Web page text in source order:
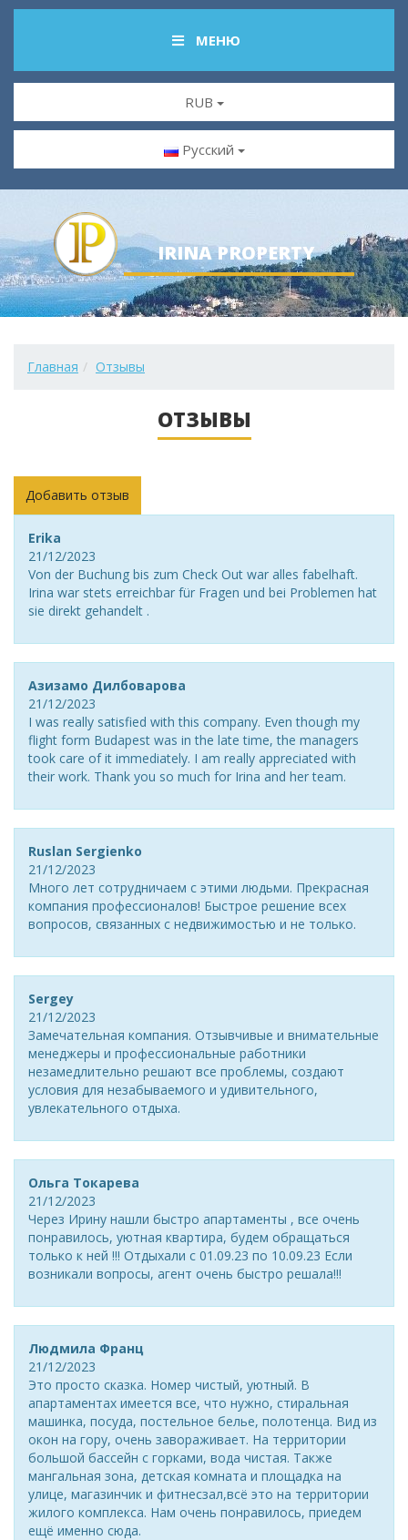
МЕНЮ
RUB
Русский
IRINA PROPERTY
Главная Отзывы
ОТЗЫВЫ
Добавить отзыв
Erika
21/12/2023
Von der Buchung bis zum Check Out war alles fabelhaft.
Irina war stets erreichbar für Fragen und bei Problemen hat
sie direkt gehandelt .
Азизамо Дилбоварова
21/12/2023
I was really satisfied with this company. Even though my
flight form Budapest was in the late time, the managers
took care of it immediately. I am really appreciated with
their work. Thank you so much for Irina and her team.
Ruslan Sergienko
21/12/2023
Много лет сотрудничаем с этими людьми. Прекрасная
компания профессионалов! Быстрое решение всех
вопросов, связанных с недвижимостью и не только.
Sergey
21/12/2023
Замечательная компания. Отзывчивые и внимательные
менеджеры и профессиональные работники
незамедлительно решают все проблемы, создают
условия для незабываемого и удивительного,
увлекательного отдыха.
Ольга Токарева
21/12/2023
Через Ирину нашли быстро апартаменты , все очень
понравилось, уютная квартира, будем обращаться
только к ней !!! Отдыхали с 01.09.23 по 10.09.23 Если
возникали вопросы, агент очень быстро решала!!!
Людмила Франц
21/12/2023
Это просто сказка. Номер чистый, уютный. В
апартаментах имеется все, что нужно, стиральная
машинка, посуда, постельное белье, полотенца. Вид из
окон на гору, очень завораживает. На территории
большой бассейн с горками, вода чистая. Также
мангальная зона, детская комната и площадка на
улице, магазинчик и фитнесзал,всё это на территории
жилого комплекса. Нам очень понравилось, приедем
ещё именно сюда.